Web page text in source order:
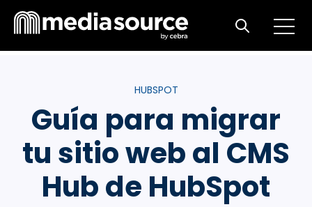
Open
Open search
HUBSPOT
Guía para migrar
tu sitio web al CMS
Hub de HubSpot